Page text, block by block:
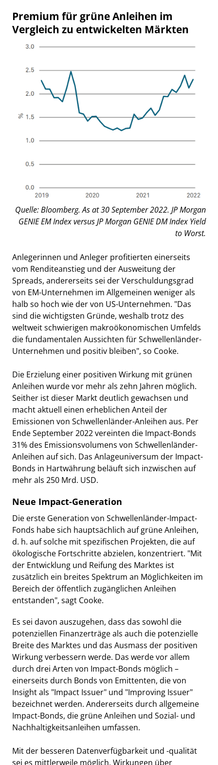
Premium für grüne Anleihen im
Vergleich zu entwickelten Märkten
Quelle: Bloomberg. As at 30 September 2022. JP Morgan
GENIE EM Index versus JP Morgan GENIE DM Index Yield
to Worst.
Anlegerinnen und Anleger profitierten einerseits
vom Renditeanstieg und der Ausweitung der
Spreads, andererseits sei der Verschuldungsgrad
von EM-Unternehmen im Allgemeinen weniger als
halb so hoch wie der von US-Unternehmen. "Das
sind die wichtigsten Gründe, weshalb trotz des
weltweit schwierigen makroökonomischen Umfelds
die fundamentalen Aussichten für Schwellenländer-
Unternehmen und positiv bleiben", so Cooke.
Die Erzielung einer positiven Wirkung mit grünen
Anleihen wurde vor mehr als zehn Jahren möglich.
Seither ist dieser Markt deutlich gewachsen und
macht aktuell einen erheblichen Anteil der
Emissionen von Schwellenländer-Anleihen aus. Per
Ende September 2022 vereinten die Impact-Bonds
31% des Emissionsvolumens von Schwellenländer-
Anleihen auf sich. Das Anlageuniversum der Impact-
Bonds in Hartwährung beläuft sich inzwischen auf
mehr als 250 Mrd. USD.
Neue Impact-Generation
Die erste Generation von Schwellenländer-Impact-
Fonds habe sich hauptsächlich auf grüne Anleihen,
d. h. auf solche mit spezifischen Projekten, die auf
ökologische Fortschritte abzielen, konzentriert. "Mit
der Entwicklung und Reifung des Marktes ist
zusätzlich ein breites Spektrum an Möglichkeiten im
Bereich der öffentlich zugänglichen Anleihen
entstanden", sagt Cooke.
Es sei davon auszugehen, dass das sowohl die
potenziellen Finanzerträge als auch die potenzielle
Breite des Marktes und das Ausmass der positiven
Wirkung verbessern werde. Das werde vor allem
durch drei Arten von Impact-Bonds möglich –
einerseits durch Bonds von Emittenten, die von
Insight als "Impact Issuer" und "Improving Issuer"
bezeichnet werden. Andererseits durch allgemeine
Impact-Bonds, die grüne Anleihen und Sozial- und
Nachhaltigkeitsanleihen umfassen.
Mit der besseren Datenverfügbarkeit und -qualität
sei es mittlerweile möglich, Wirkungen über